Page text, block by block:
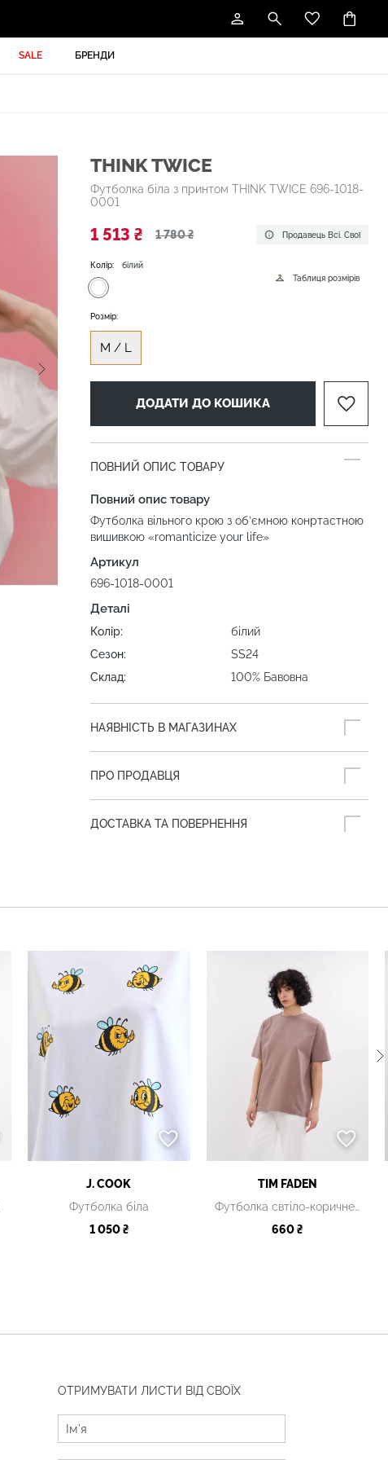
SALE БРЕНДИ
THINK TWICE
Футболка біла з принтом THINK TWICE 696-1018-
0001
1 513 ₴ 1 780 ₴ Продавець Всі. Свої
Колір:
білий
Таблиця розмірів
Розмір:
M / L
ДОДАТИ ДО КОШИКА
ПОВНИЙ ОПИС ТОВАРУ
Повний опис товару
Футболка вільного крою з об’ємною конртастною
вишивкою «romanticize your life»
Артикул
696-1018-0001
Деталі
Колір:
білий
Сезон:
SS24
Склад:
100% Бавовна
НАЯВНІСТЬ В МАГАЗИНАХ
ПРО ПРОДАВЦЯ
ДОСТАВКА ТА ПОВЕРНЕННЯ
J. COOK
Футболка біла
1 050 ₴
TIM FADEN
Футболка свтіло-коричнева
660 ₴
ОТРИМУВАТИ ЛИСТИ ВІД СВОЇХ